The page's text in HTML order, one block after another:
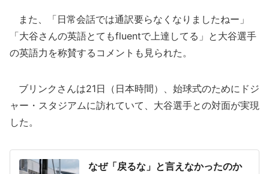
また、「日常会話では通訳要らなくなりましたねー」
「大谷さんの英語とてもfluentで上達してる」と大谷選手
の英語力を称賛するコメントも見られた。
ブリンクさんは21日（日本時間）、始球式のためにドジ
ャー・スタジアムに訪れていて、大谷選手との対面が実現
した。
なぜ「戻るな」と言えなかったのか